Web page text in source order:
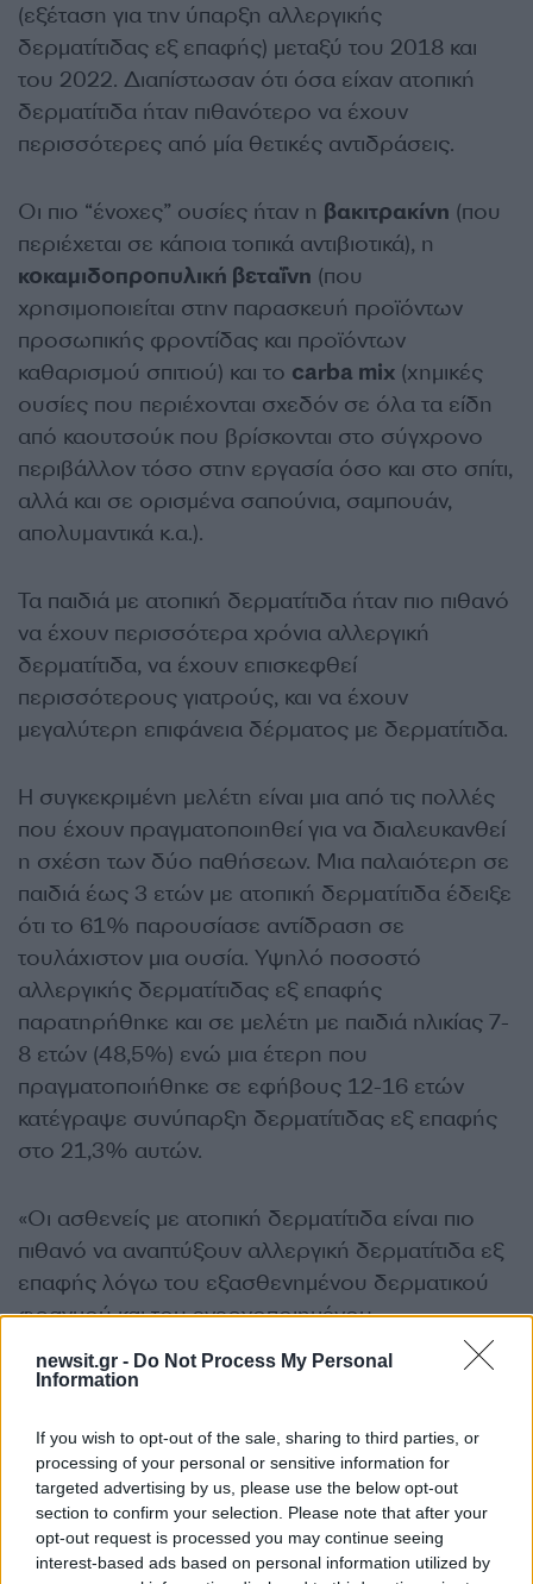
newsit.gr - Do Not Process My Personal
Information
If you wish to opt-out of the sale, sharing to third parties, or
processing of your personal or sensitive information for
targeted advertising by us, please use the below opt-out
section to confirm your selection. Please note that after your
opt-out request is processed you may continue seeing
interest-based ads based on personal information utilized by
(εξέταση για την ύπαρξη αλλεργικής
δερματίτιδας εξ επαφής) μεταξύ του 2018 και
του 2022. Διαπίστωσαν ότι όσα είχαν ατοπική
δερματίτιδα ήταν πιθανότερο να έχουν
περισσότερες από μία θετικές αντιδράσεις.
Οι πιο “ένοχες” ουσίες ήταν η βακιτρακίνη (που
περιέχεται σε κάποια τοπικά αντιβιοτικά), η
κοκαμιδοπροπυλική βεταΐνη (που
χρησιμοποιείται στην παρασκευή προϊόντων
προσωπικής φροντίδας και προϊόντων
καθαρισμού σπιτιού) και το carba mix (χημικές
ουσίες που περιέχονται σχεδόν σε όλα τα είδη
από καουτσούκ που βρίσκονται στο σύγχρονο
περιβάλλον τόσο στην εργασία όσο και στο σπίτι,
αλλά και σε ορισμένα σαπούνια, σαμπουάν,
απολυμαντικά κ.α.).
Τα παιδιά με ατοπική δερματίτιδα ήταν πιο πιθανό
να έχουν περισσότερα χρόνια αλλεργική
δερματίτιδα, να έχουν επισκεφθεί
περισσότερους γιατρούς, και να έχουν
μεγαλύτερη επιφάνεια δέρματος με δερματίτιδα.
Η συγκεκριμένη μελέτη είναι μια από τις πολλές
που έχουν πραγματοποιηθεί για να διαλευκανθεί
η σχέση των δύο παθήσεων. Μια παλαιότερη σε
παιδιά έως 3 ετών με ατοπική δερματίτιδα έδειξε
ότι το 61% παρουσίασε αντίδραση σε
τουλάχιστον μια ουσία. Υψηλό ποσοστό
αλλεργικής δερματίτιδας εξ επαφής
παρατηρήθηκε και σε μελέτη με παιδιά ηλικίας 7-
8 ετών (48,5%) ενώ μια έτερη που
πραγματοποιήθηκε σε εφήβους 12-16 ετών
κατέγραψε συνύπαρξη δερματίτιδας εξ επαφής
στο 21,3% αυτών.
«Οι ασθενείς με ατοπική δερματίτιδα είναι πιο
πιθανό να αναπτύξουν αλλεργική δερματίτιδα εξ
επαφής λόγω του εξασθενημένου δερματικού
φραγμού και του ενεργοποιημένου
ανοσοποιητικού τους συστήματος. Η ομοιότητα
των κλινικών συμπτωμάτων των δύο παθήσεων
αλλεργίας και σε επιμονή των συμπτωμάτων της
ατοπικής δερματίτιδας.
Ο μόνος τρόπος ελέγχου της ύπαρξής της (ή
συνύπαρξης) είναι η διενέργεια patch tests,